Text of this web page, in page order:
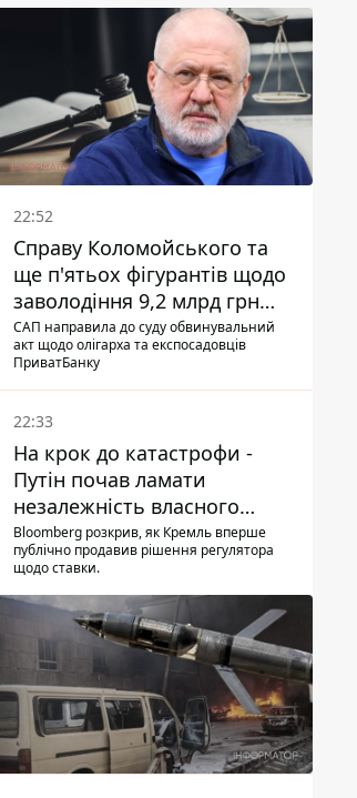
22:52
Справу Коломойського та
ще п'ятьох фігурантів щодо
заволодіння 9,2 млрд грн
ПриватБанку скерували до
суду
САП направила до суду обвинувальний
акт щодо олігарха та експосадовців
ПриватБанку
22:33
На крок до катастрофи -
Путін почав ламати
незалежність власного
Центробанку, змусивши
знизити базову ставку
Bloomberg розкрив, як Кремль вперше
публічно продавив рішення регулятора
щодо ставки.